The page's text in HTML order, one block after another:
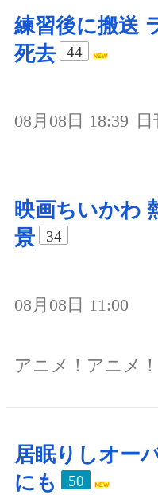
練習後に搬送
死去
44
08月08日 18:39
映画ちいかわ
景
34
08月08日 11:00
アニメ！アニメ！
居眠りしオー
にも
50